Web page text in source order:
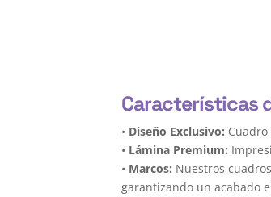
Características
• Diseño Exclusivo:
• Lámina Premium:
• Marcos: Nuestros
garantizando un acabado